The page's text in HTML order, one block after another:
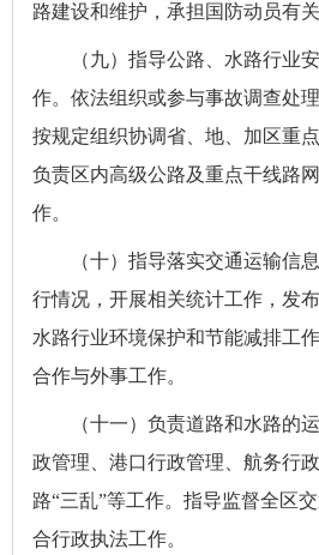
路建设和维护，承担国防动员有关
（九）指导公路、水路行业
作。依法组织或参与事故调查处
按规定组织协调省、地、加区重
负责区内高级公路及重点干线路
作。
（十）指导落实交通运输信
行情况，开展相关统计工作，发
水路行业环境保护和节能减排工
合作与外事工作。
（十一）负责道路和水路的
政管理、港口行政管理、航务行
路“三乱”等工作。指导监督全区
合行政执法工作。